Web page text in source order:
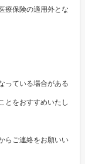
療保険の適用外とな
っている場合がある
とをおすすめいたし
らご連絡をお願いい